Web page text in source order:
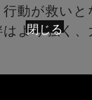
動が救いと
より強く、
閉じる